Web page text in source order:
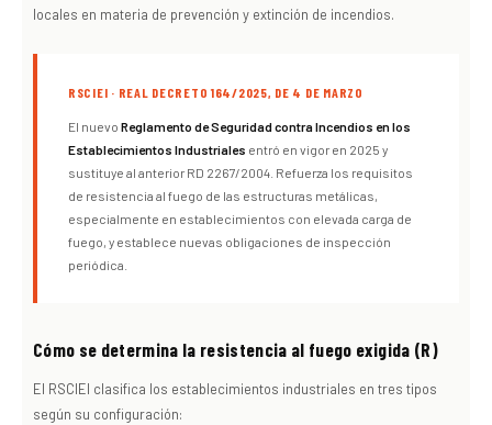
locales en materia de prevención y extinción de incendios.
RSCIEI · REAL DECRETO 164/2025, DE 4 DE MARZO
El nuevo Reglamento de Seguridad contra Incendios en los
Establecimientos Industriales entró en vigor en 2025 y
sustituye al anterior RD 2267/2004. Refuerza los requisitos
de resistencia al fuego de las estructuras metálicas,
especialmente en establecimientos con elevada carga de
fuego, y establece nuevas obligaciones de inspección
periódica.
Cómo se determina la resistencia al fuego exigida (R)
El RSCIEI clasifica los establecimientos industriales en tres tipos
según su configuración: